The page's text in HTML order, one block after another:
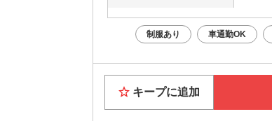
制服あり 車通勤OK
キープに追加